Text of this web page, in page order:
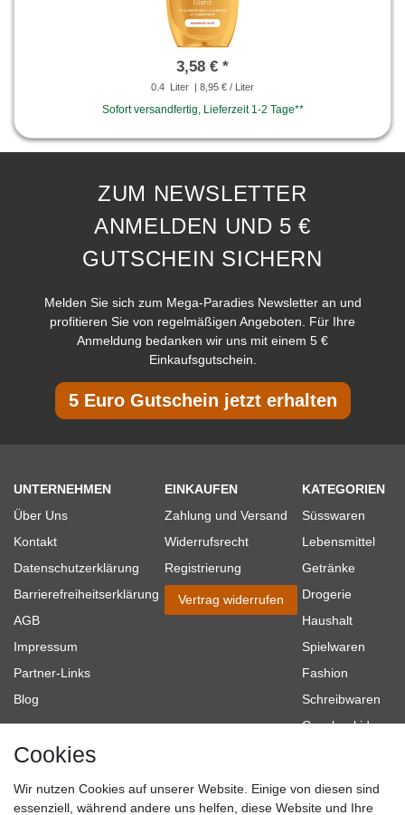
3,58 € *
0.4 Liter | 8,95 € / Liter
Sofort versandfertig, Lieferzeit 1-2 Tage**
ZUM NEWSLETTER
ANMELDEN UND 5 €
GUTSCHEIN SICHERN
Melden Sie sich zum Mega-Paradies Newsletter an und
profitieren Sie von regelmäßigen Angeboten. Für Ihre
Anmeldung bedanken wir uns mit einem 5 €
Einkaufsgutschein.
5 Euro Gutschein jetzt erhalten
UNTERNEHMEN
Über Uns
Kontakt
Datenschutzerklärung
Barrierefreiheitserklärung
AGB
Impressum
Partner-Links
Blog
EINKAUFEN
Zahlung und Versand
Widerrufsrecht
Registrierung
Vertrag widerrufen
KATEGORIEN
Süsswaren
Lebensmittel
Getränke
Drogerie
Haushalt
Spielwaren
Fashion
Schreibwaren
Geschenkideen
Topmarken
Cookies
Wir nutzen Cookies auf unserer Website. Einige von diesen sind
essenziell, während andere uns helfen, diese Website und Ihre